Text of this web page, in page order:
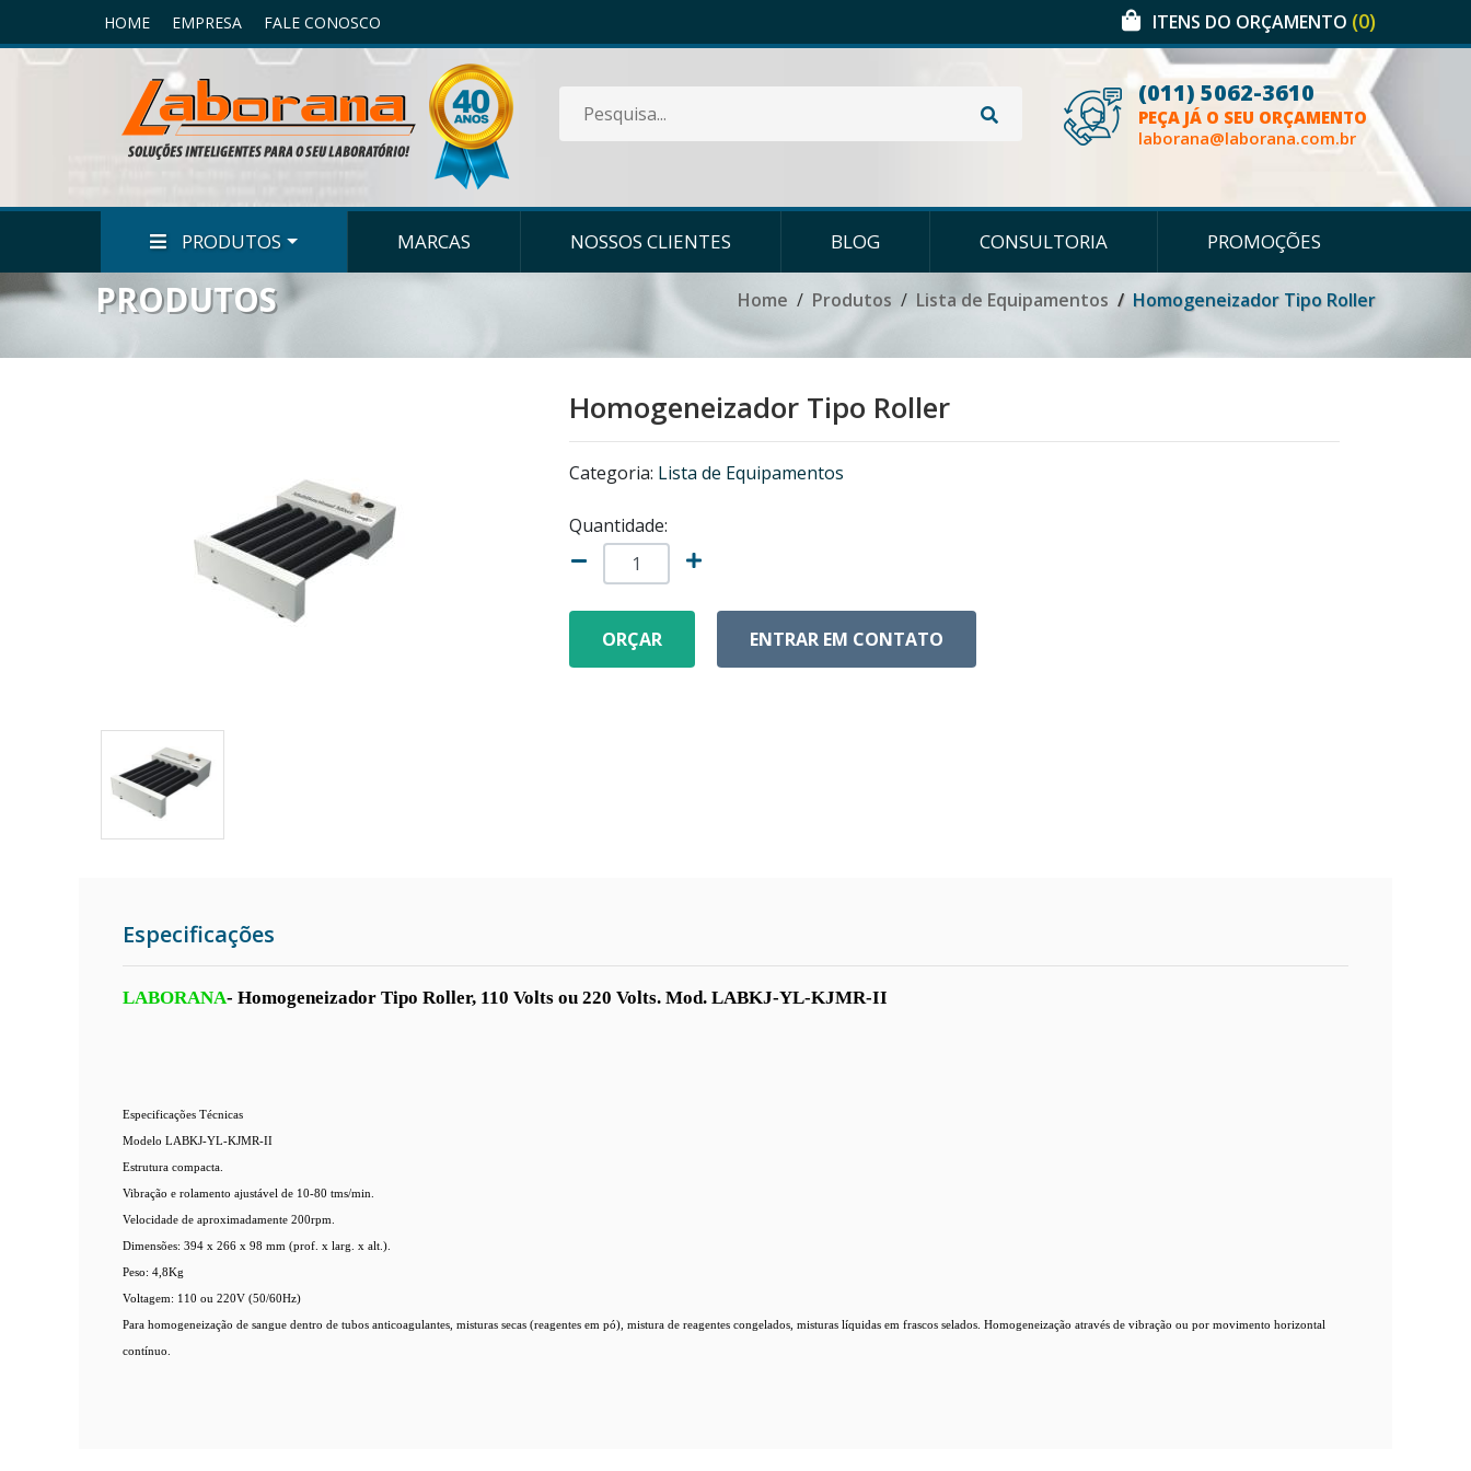
HOME EMPRESA FALE CONOSCO ITENS DO ORÇAMENTO (0)
(011) 5062-3610
PEÇA JÁ O SEU ORÇAMENTO
laborana@laborana.com.br
PRODUTOS MARCAS NOSSOS CLIENTES BLOG CONSULTORIA PROMOÇÕES
PRODUTOS Home Produtos Lista de Equipamentos Homogeneizador Tipo Roller
Homogeneizador Tipo Roller
Categoria: Lista de Equipamentos
Quantidade:
ORÇAR ENTRAR EM CONTATO
Especificações
LABORANA- Homogeneizador Tipo Roller, 110 Volts ou 220 Volts. Mod. LABKJ-YL-KJMR-II
Especificações Técnicas
Modelo LABKJ-YL-KJMR-II
Estrutura compacta.
Vibração e rolamento ajustável de 10-80 tms/min.
Velocidade de aproximadamente 200rpm.
Dimensões: 394 x 266 x 98 mm (prof. x larg. x alt.).
Peso: 4,8Kg
Voltagem: 110 ou 220V (50/60Hz)
Para homogeneização de sangue dentro de tubos anticoagulantes, misturas secas (reagentes em pó), mistura de reagentes congelados, misturas líquidas em frascos selados. Homogeneização através de vibração ou por movimento horizontal
contínuo.